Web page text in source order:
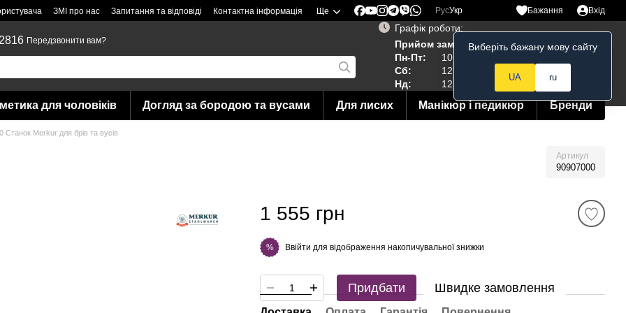
ЗМІ про нас Запитання та відповіді Контактна інформація Ще РусУкр Бажання Вхід
Передзвонити вам?
Графік роботи:
Прийом замовлень 24/7
Пн-Пт:
10:00–19:00
Сб:
12:00–18:00
Нд:
12:00--15:00
Мій кошик
для чоловіків Догляд за бородою та вусами Для лисих Манікюр і педикюр Бренди
Станок Merkur для брів та вусів
Артикул
90907000
1 555 грн
% Ввійти для відображення накопичувальної знижки
Придбати Швидке замовлення
Виберіть бажану мову сайту
UA ru